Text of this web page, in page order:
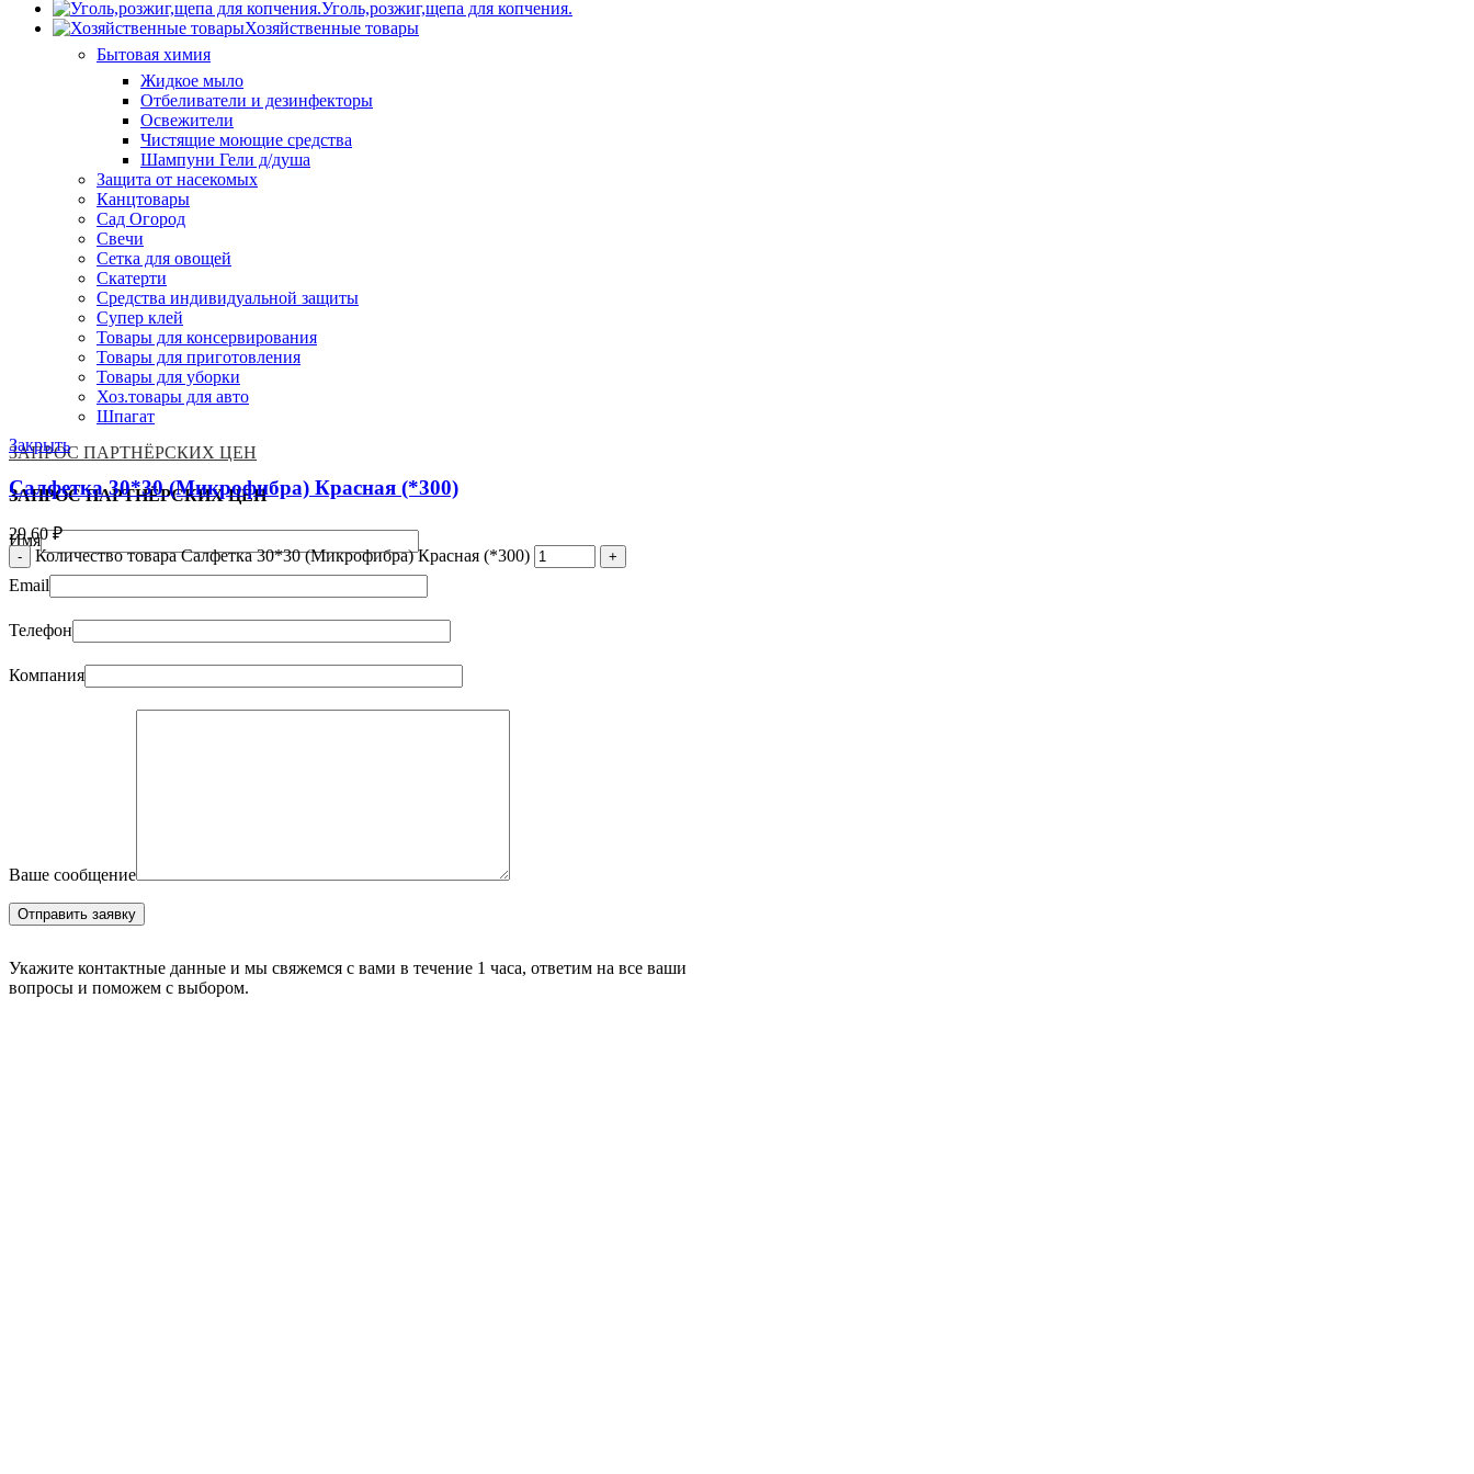
Уголь,розжиг,щепа для копчения.
Хозяйственные товары
Бытовая химия
Жидкое мыло
Отбеливатели и дезинфекторы
Освежители
Чистящие моющие средства
Шампуни Гели д/душа
Защита от насекомых
Канцтовары
Сад Огород
Свечи
Сетка для овощей
Скатерти
Средства индивидуальной защиты
Супер клей
Товары для консервирования
Товары для приготовления
Товары для уборки
Хоз.товары для авто
Шпагат
ЗАПРОС ПАРТНЁРСКИХ ЦЕН
ЗАПРОС ПАРТНЁРСКИХ ЦЕН
Имя
Email
Телефон
Компания
Ваше сообщение
Укажите контактные данные и мы свяжемся с вами в течение 1 часа, ответим на все ваши
вопросы и поможем с выбором.
Закрыть
Салфетка 30*30 (Микрофибра) Красная (*300)
29.60₽
Количество товара Салфетка 30*30 (Микрофибра) Красная (*300)